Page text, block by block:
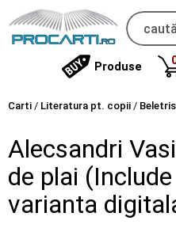
Produse
Carti / Literatura pt. copii /
Alecsandri
de plai
varianta